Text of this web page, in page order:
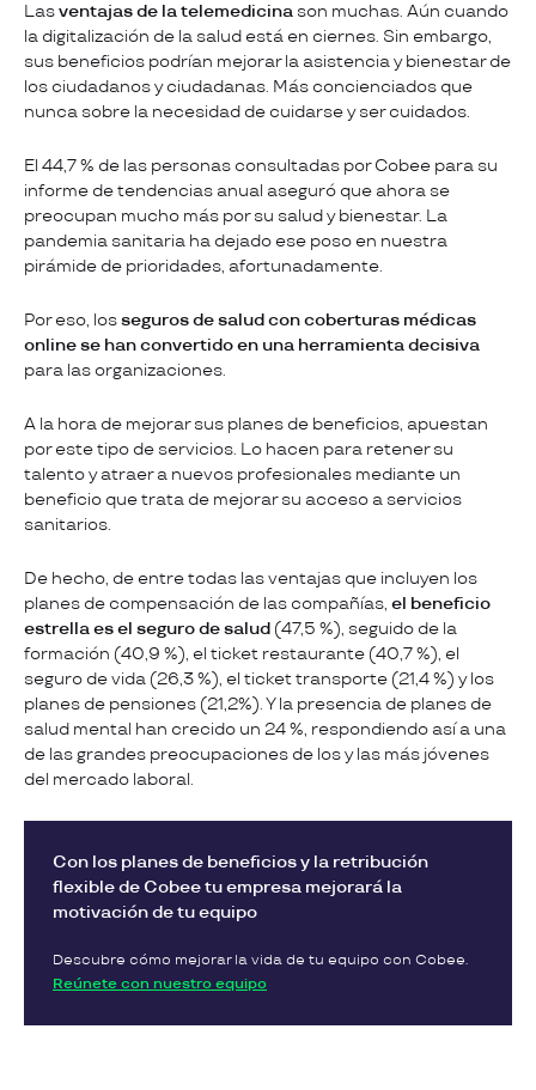
Lasventajas de la telemedicina son muchas. Aún cuando
la digitalización de la salud está en ciernes. Sin embargo,
sus beneficios podrían mejorar la asistencia y bienestar de
los ciudadanos y ciudadanas. Más concienciados que
nunca sobre la necesidad de cuidarse y ser cuidados.
El 44,7 % de las personas consultadas por Cobee para su
informe de tendencias anual aseguró que ahora se
preocupan mucho más por su salud y bienestar. La
pandemia sanitaria ha dejado ese poso en nuestra
pirámide de prioridades, afortunadamente.
Por eso, losseguros de salud con coberturas médicas
online se han convertido en una herramienta decisiva
para las organizaciones.
A la hora de mejorar sus planes de beneficios, apuestan
por este tipo de servicios. Lo hacen para retener su
talento y atraer a nuevos profesionales mediante un
beneficio que trata de mejorar su acceso a servicios
sanitarios.
De hecho, de entre todas las ventajas que incluyen los
planes de compensación de las compañías, el beneficio
estrella es el seguro de salud (47,5 %), seguido de la
formación (40,9 %), el ticket restaurante (40,7 %), el
seguro de vida (26,3 %), el ticket transporte (21,4 %) y los
planes de pensiones (21,2%). Y la presencia de planes de
salud mental han crecido un 24 %, respondiendo así a una
de las grandes preocupaciones de los y las más jóvenes
del mercado laboral.
Con los planes de beneficios y la retribución
flexible de Cobee tu empresa mejorará la
motivación de tu equipo
Descubre cómo mejorar la vida de tu equipo con Cobee.
Reúnete con nuestro equipo